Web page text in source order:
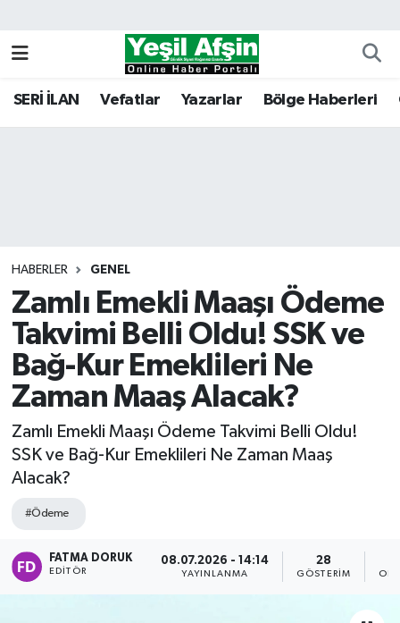
SERİ İLAN Vefatlar Yazarlar Bölge Haberleri
HABERLER GENEL
Zamlı Emekli Maaşı Ödeme
Takvimi Belli Oldu! SSK ve
Bağ-Kur Emeklileri Ne
Zaman Maaş Alacak?
Zamlı Emekli Maaşı Ödeme Takvimi Belli Oldu!
SSK ve Bağ-Kur Emeklileri Ne Zaman Maaş
Alacak?
#Ödeme
FATMA DORUK
EDITÖR
08.07.2026 - 14:14
YAYINLANMA
28
GÖSTERIM
Kahramanmaraş Nöbetçi Eczaneler
Tüm Manşetler
Son Dakika Haberleri
Haber Arşivi